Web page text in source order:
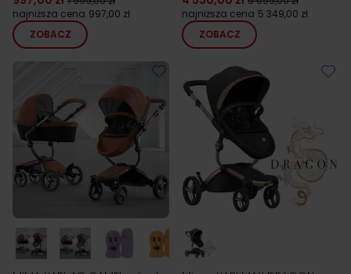
najniższa cena 997,00 zł
ZOBACZ
najniższa cena 5 349,00 zł
ZOBACZ